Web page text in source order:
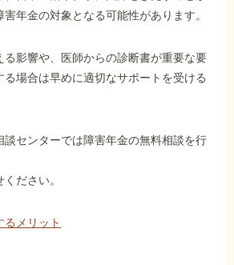
年金の対象となる可能性があります。
る影響や、医師からの診断書が重要な要
場合は早めに適切なサポートを受ける
談センターでは障害年金の無料相談を行
ださい。
るメリット